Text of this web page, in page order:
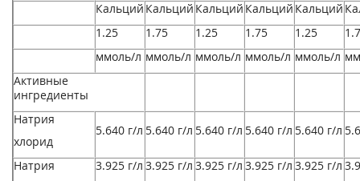
Кальций Кальций Кальций Кальций Кальций
1.25
1.75 1.25 1.75 1.25
ммоль/л ммоль/л ммоль/л ммоль/л ммоль/л
Активные
ингредиенты
Натрия
хлорид
5.640 г/л 5.640 г/л 5.640 г/л 5.640 г/л 5.640 г/л
Натрия 3.925 г/л 3.925 г/л 3.925 г/л 3.925 г/л 3.925 г/л